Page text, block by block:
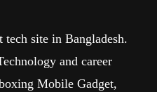
tech site in Bangladesh.
and career
Mobile Gadget,